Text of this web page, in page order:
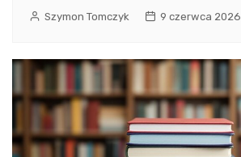
Szymon Tomczyk 9 czerwca 2026